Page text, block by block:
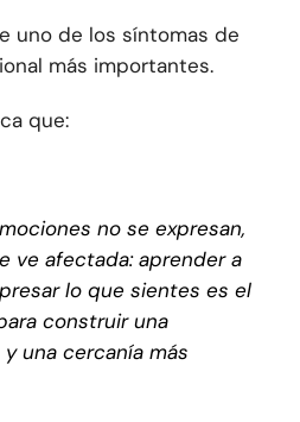
uno de los síntomas de
más importantes.
que:
no se expresan,
ve afectada: aprender a
lo que sientes es el
construir una
una cercanía más